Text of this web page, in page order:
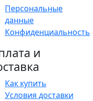
Персональные
данные
Конфиденциальность
и
Как купить
Условия доставки